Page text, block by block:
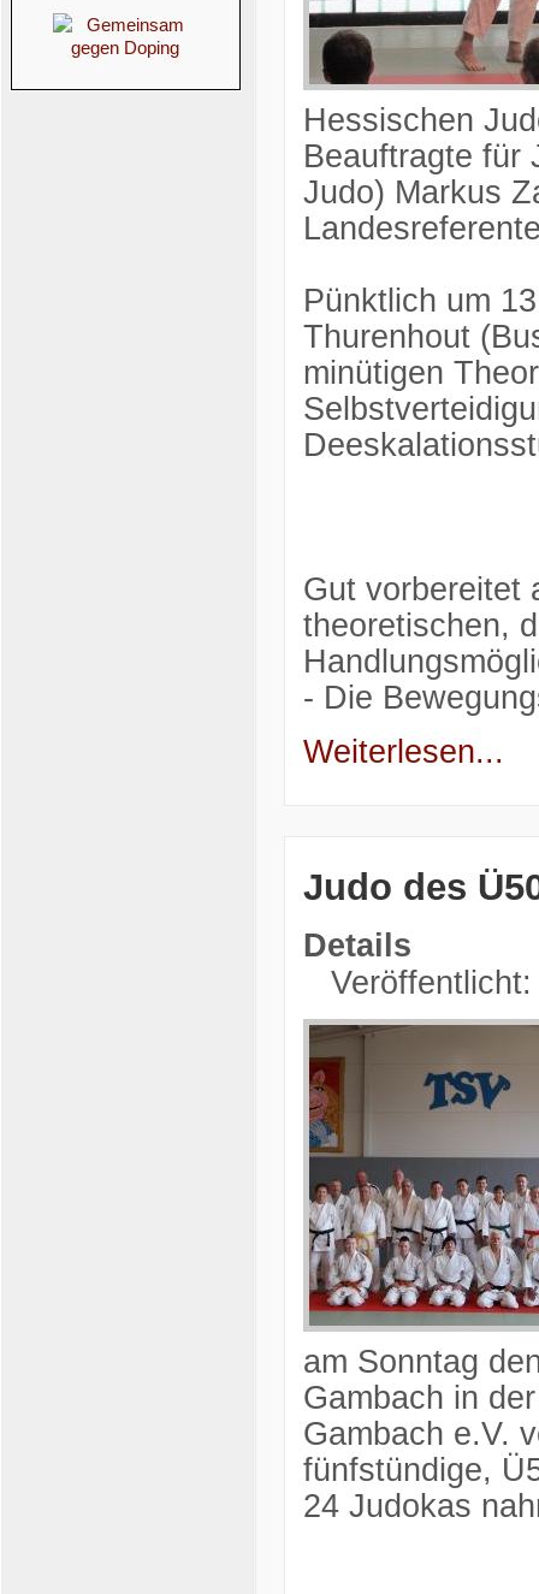
Hessischen
Beauftragte für
Judo) Markus
Pünktlich um
Thurenhout
minütigen
Gut vorbereitet
theoretischen,
- Die
Weiterlesen...
Judo des
Details
am Sonntag
Gambach in
Gambach e.V.
fünfstündige,
24 Judokas